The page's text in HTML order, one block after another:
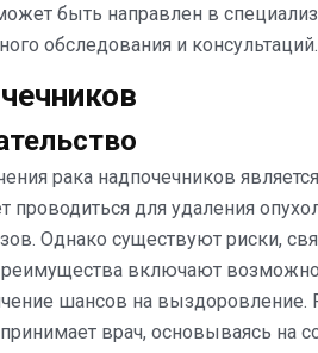
быть направлен в
обследования и консультаций.
рака надпочечников
для удаления
Однако существуют риски,
включают
шансов на
врач, основываясь на